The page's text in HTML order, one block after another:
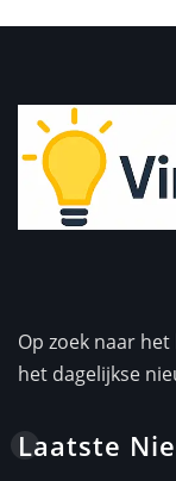
Op zoek naar
het dagelijkse
Laatste